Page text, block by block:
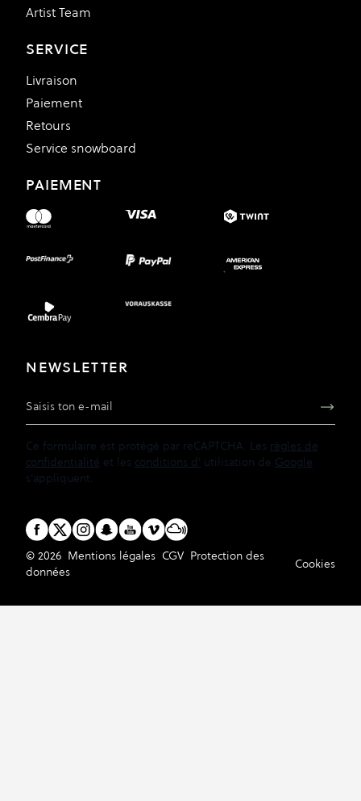
Artist Team
SERVICE
Livraison
Paiement
Retours
Service snowboard
PAIEMENT
NEWSLETTER
Adresse e-mail
Ce formulaire est protégé par reCAPTCHA. Les règles de
confidentialité et les conditions d' utilisation de Google
s'appliquent.
© 2026 Mentions légales CGV Protection des
données
Cookies